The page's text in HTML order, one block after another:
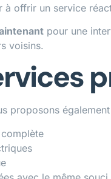
à offrir un service
pour une
voisins.
proposons